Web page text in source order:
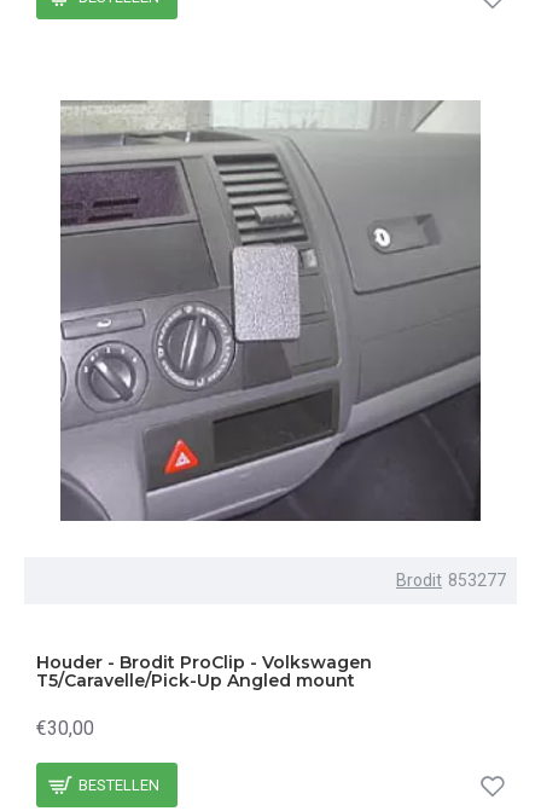
Brodit 853277
Houder - Brodit ProClip - Volkswagen
T5/Caravelle/Pick-Up Angled mount
€30,00
BESTELLEN